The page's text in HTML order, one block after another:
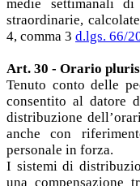
medie settimanali
straordinarie,
4, comma 3 d.lgs. 66/
Art. 30 - Orario
Tenuto conto delle
consentito al datore
distribuzione
anche con
personale in forza.
I sistemi di
una compensazione